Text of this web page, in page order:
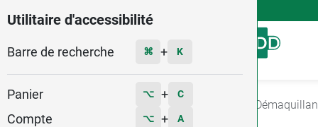
Utilitaire d'accessibilité
Barre de recherche ⌘ + K
Panier ⌥ + C
Compte ⌥ + A
Menu